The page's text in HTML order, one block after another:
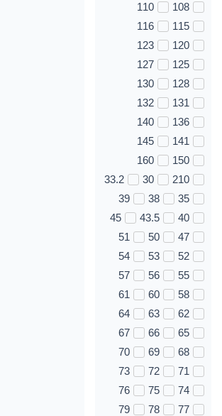
108
110
115
116
120
123
125
127
128
130
131
132
136
140
141
145
150
160
210
30
33.2
35
38
39
40
43.5
45
47
50
51
52
53
54
55
56
57
58
60
61
62
63
64
65
66
67
68
69
70
71
72
73
74
75
76
77
78
79